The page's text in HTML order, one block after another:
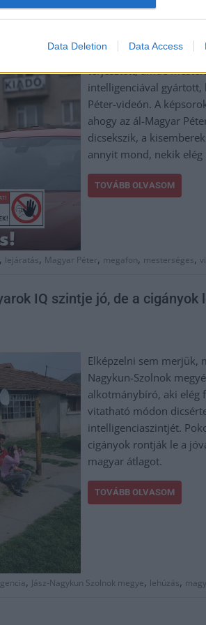
Data Deletion Data Access
Rengetegen
körökben már viharos
terjesztett, ámde
intelligenciával gyártott,
Péter-videón. A
ahogy az ál-Magyar
dicsekszik, a
annyit mond, nekik elég
TOVÁBB OLVASOM
, lejáratás, Magyar Péter, megafon, mesterséges,
IQ szintje jó, de a cigányok
Elképzelni sem merjük,
Nagykun-Szolnok
alkotmánybíró, aki elég
vitatható módon
intelligenciaszintjét.
cigányok rontják le a
magyar átlagot.
TOVÁBB OLVASOM
, Jász-Nagykun Szolnok megye, lehúzás,